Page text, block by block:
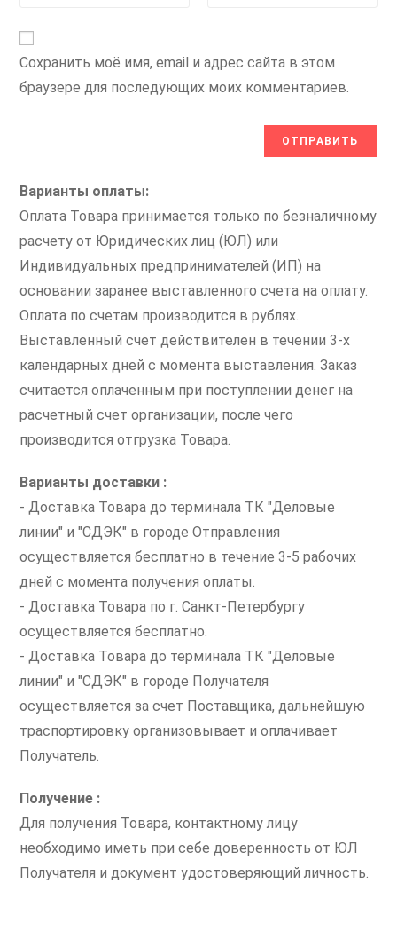
Сохранить моё имя, email и адрес сайта в этом
браузере для последующих моих комментариев.
Варианты оплаты:
Оплата Товара принимается только по безналичному
расчету от Юридических лиц (ЮЛ) или
Индивидуальных предпринимателей (ИП) на
основании заранее выставленного счета на оплату.
Оплата по счетам производится в рублях.
Выставленный счет действителен в течении 3-х
календарных дней с момента выставления. Заказ
считается оплаченным при поступлении денег на
расчетный счет организации, после чего
производится отгрузка Товара.
Варианты доставки :
- Доставка Товара до терминала ТК "Деловые
линии" и "СДЭК" в городе Отправления
осуществляется бесплатно в течение 3-5 рабочих
дней с момента получения оплаты.
- Доставка Товара по г. Санкт-Петербургу
осуществляется бесплатно.
- Доставка Товара до терминала ТК "Деловые
линии" и "СДЭК" в городе Получателя
осуществляется за счет Поставщика, дальнейшую
траспортировку организовывает и оплачивает
Получатель.
Получение :
Для получения Товара, контактному лицу
необходимо иметь при себе доверенность от ЮЛ
Получателя и документ удостоверяющий личность.